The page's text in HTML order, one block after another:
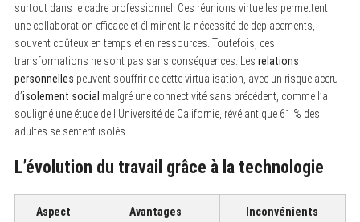
surtout dans le cadre professionnel. Ces réunions virtuelles permettent
une collaboration efficace et éliminent la nécessité de déplacements,
souvent coûteux en temps et en ressources. Toutefois, ces
transformations ne sont pas sans conséquences. Les relations
personnelles peuvent souffrir de cette virtualisation, avec un risque accru
d’isolement social malgré une connectivité sans précédent, comme l’a
souligné une étude de l’Université de Californie, révélant que 61 % des
adultes se sentent isolés.
L’évolution du travail grâce à la technologie
Aspect Avantages Inconvénients